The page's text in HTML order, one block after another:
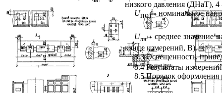
низкого давления (ДНаТ), 4
Uпот - номинальное
Umt- среднее значение
конце измерений, В).
8.3 Освещенность,
8.4 Результаты
8.5 Порядок оформления